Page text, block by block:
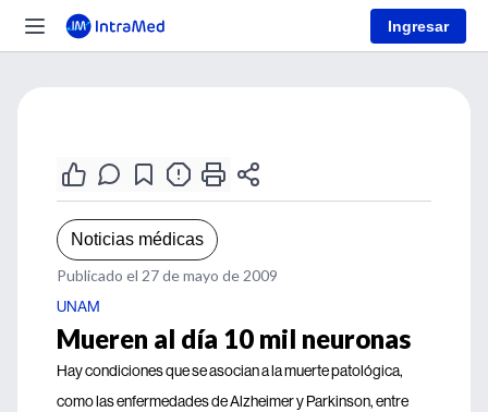
Ingresar
Noticias médicas
Publicado el 27 de mayo de 2009
UNAM
Mueren al día 10 mil neuronas
Hay condiciones que se asocian a la muerte patológica,
como las enfermedades de Alzheimer y Parkinson, entre